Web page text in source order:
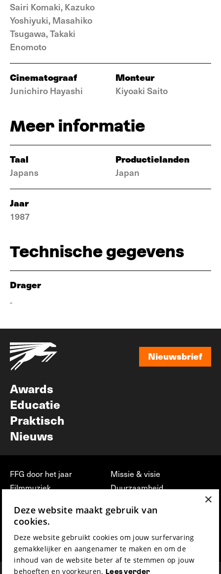
Sairi Komaki, Kazuko
Yoshiyuki, Masahiko
Tsugawa, Takaki
Enomoto
Cinematograaf
Junichiro Hayashi
Monteur
Kiyoaki Saito
Meer informatie
Taal
Japans
Productielanden
Japan
Jaar
1987
Technische gegevens
Drager
-
Nieuwsbrief
Awards
Educatie
Praktisch
Nieuws
FFG door het jaar
Filmmuziek
Press & Industry
Film Fest Friends
Missie & visie
Duurzaamheid
vrijwilligerswerk bij FFG
Privacy & Disclaimer
×
Deze website maakt gebruik van
cookies.
Deze website gebruikt cookies om jouw surfervaring
gemakkelijker en aangenamer te maken en om de
inhoud van de website beter af te stemmen op jouw
behoeften en voorkeuren. Lees verder